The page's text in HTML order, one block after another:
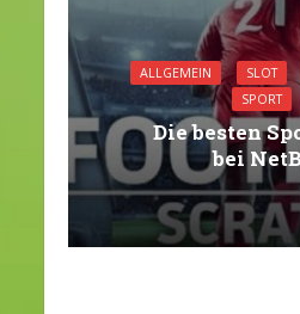
ALLGEMEIN SLOT
SPORT
Die besten
bei